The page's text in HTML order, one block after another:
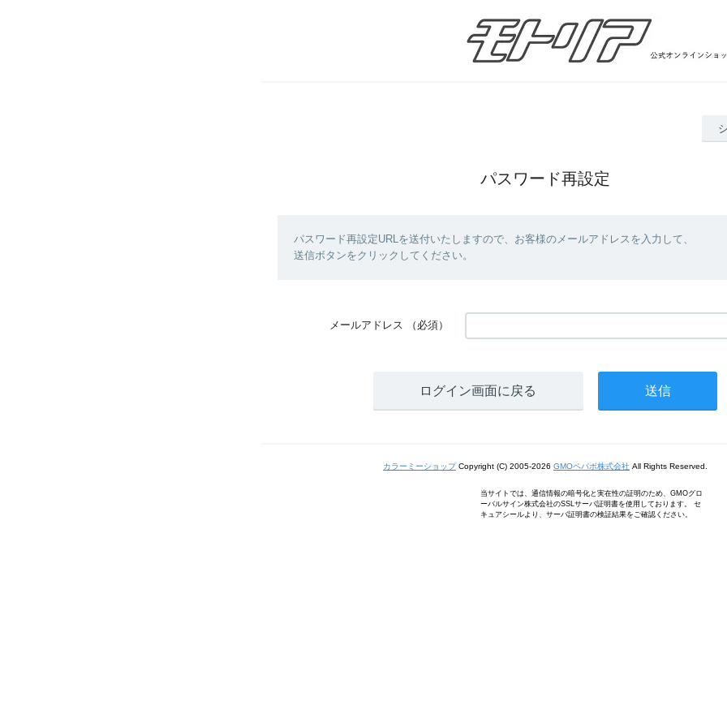
パスワード再設定
パスワード再設定URLを送付いたしますので、お客様のメールアドレスを入力して、
送信ボタンをクリックしてください。
メールアドレス （必須）
ログイン画面に戻る
カラーミーショップCopyright (C) 2005-2026 GMOペパボ株式会社 All Rights Reserved.
当サイトでは、通信情報の暗号化と実在性の証明のため、GMOグロ
ーバルサイン株式会社のSSLサーバ証明書を使用しております。 セ
キュアシールより、サーバ証明書の検証結果をご確認ください。